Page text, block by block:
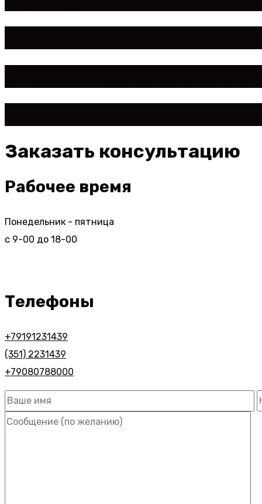
Заказать консультацию
Рабочее время
Понедельник - пятница
с 9-00 до 18-00
Телефоны
+79191231439
(351) 2231439
+79080788000